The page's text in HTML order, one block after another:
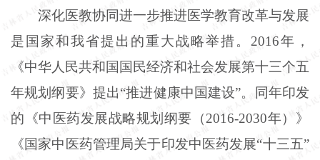
深化医教协同进一步推进医学教育改革与发展
是国家和我省提出的重大战略举措。2016年，
《中华人民共和国国民经济和社会发展第十三个五
年规划纲要》提出“推进健康中国建设”。同年印发
的《中医药发展战略规划纲要（2016-2030年）》
《国家中医药管理局关于印发中医药发展“十三五”